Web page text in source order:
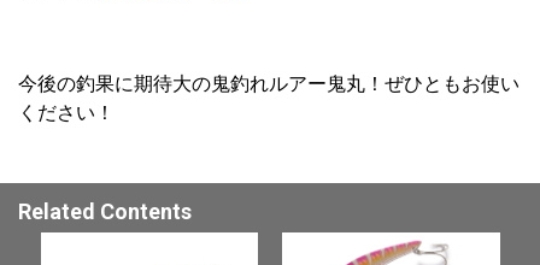
今後の釣果に期待大の鬼釣れルアー鬼丸！ぜひともお使い
ください！
Related Contents